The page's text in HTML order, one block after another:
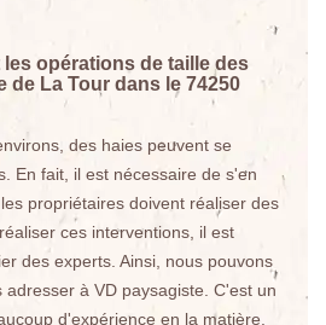
opérations de taille des
de La Tour dans le 74250
des haies peuvent se
En fait, il est nécessaire de s'en
propriétaires doivent réaliser des
ces interventions, il est
des experts. Ainsi, nous pouvons
à VD paysagiste. C'est un
d'expérience en la matière.